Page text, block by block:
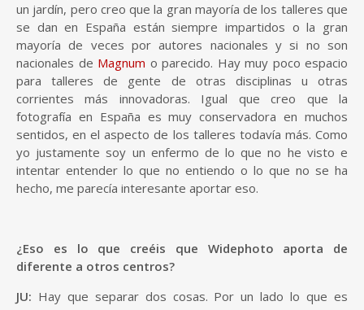
un jardín, pero creo que la gran mayoría de los talleres que
se dan en España están siempre impartidos o la gran
mayoría de veces por autores nacionales y si no son
nacionales de Magnum o parecido. Hay muy poco espacio
para talleres de gente de otras disciplinas u otras
corrientes más innovadoras. Igual que creo que la
fotografía en España es muy conservadora en muchos
sentidos, en el aspecto de los talleres todavía más. Como
yo justamente soy un enfermo de lo que no he visto e
intentar entender lo que no entiendo o lo que no se ha
hecho, me parecía interesante aportar eso.
¿Eso es lo que creéis que Widephoto aporta de
diferente a otros centros?
JU: Hay que separar dos cosas. Por un lado lo que es